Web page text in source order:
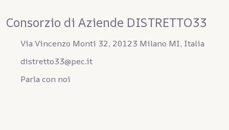
Consorzio di Aziende DISTRETTO33
Via Vincenzo Monti 32, 20123 Milano MI, Italia
distretto33@pec.it
Parla con noi